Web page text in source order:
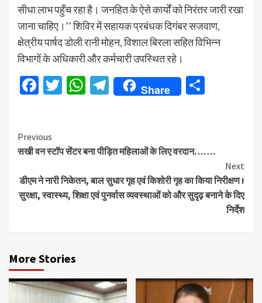
सीधा लाभ पहुँच रहा है। जनहित के ऐसे कार्यों को निरंतर जारी रखा
जाना चाहिए।’’ शिविर में सहायक प्रबंधक दिगंबर सजवाण,
क्षेत्रीय पार्षद डोली रानी मोहन, विशाल बिरला सहित विभिन्न
विभागों के अधिकारी और कर्मचारी उपस्थित रहे।
Facebook
Twitter
WhatsApp
Telegram
Share
Continue
Reading
Previous
सखी वन स्टॉप सेंटर बना पीड़ित महिलाओं के लिए वरदान…….
Next
डीएम ने नारी निकेतन, बाल सुधार गृह एवं किशोरी गृह का किया निरीक्षण !
सुरक्षा, स्वास्थ्य, शिक्षा एवं पुनर्वास व्यवस्थाओं को और सुदृढ़ बनाने के दिए
निर्देश
More Stories